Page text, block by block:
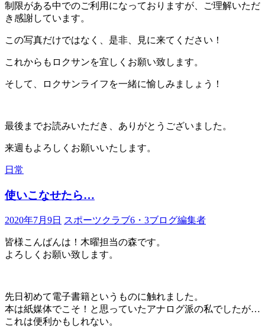
制限がある中でのご利用になっておりますが、ご理解いただ
き感謝しています。
この写真だけではなく、是非、見に来てください！
これからもロクサンを宜しくお願い致します。
そして、ロクサンライフを一緒に愉しみましょう！
最後までお読みいただき、ありがとうございました。
来週もよろしくお願いいたします。
日常
使いこなせたら…
2020年7月9日 スポーツクラブ6・3ブログ編集者
皆様こんばんは！木曜担当の森です。
よろしくお願い致します。
先日初めて電子書籍というものに触れました。
本は紙媒体でこそ！と思っていたアナログ派の私でしたが…
これは便利かもしれない。